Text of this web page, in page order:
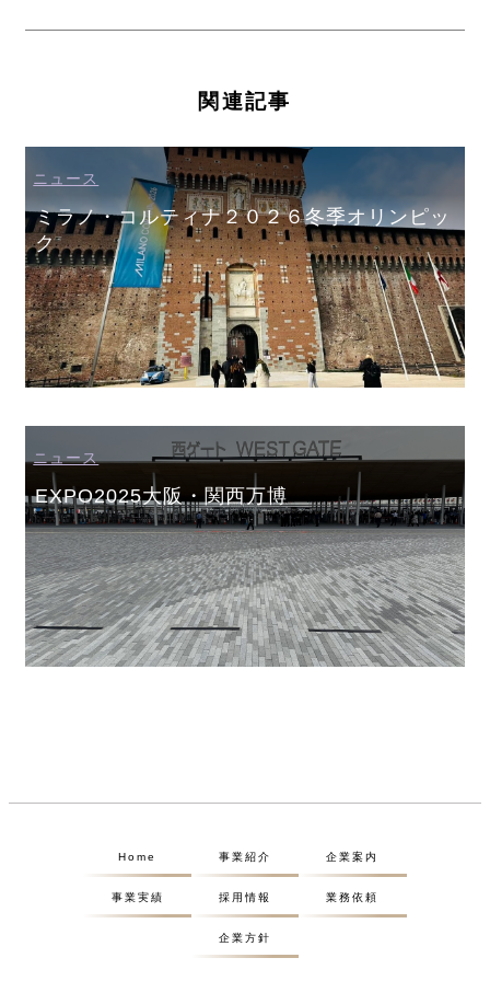
関連記事
ミラノ・コルティナ２０２６冬季オリンピッ
ク
ニュース
EXPO2025大阪・関西万博
ニュース
Home 事業紹介 企業案内
事業実績 採用情報 業務依頼
企業方針